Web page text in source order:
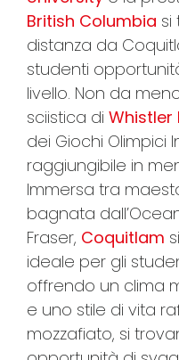
British Columbia si
distanza da
studenti
livello. Non da
sciistica di Whistler
dei Giochi Olimpici
raggiungibile in
Immersa tra
bagnata
Fraser, Coquitlam
ideale per gli
offrendo un clima
e uno stile di vita
mozzafiato, si